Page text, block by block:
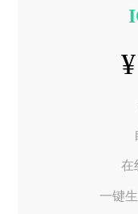
在
一键